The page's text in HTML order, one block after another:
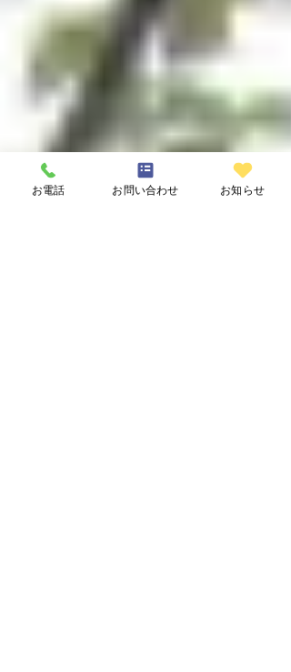
も無料です。 使用期間限定墓は「5年」「20年
「30年」「50年」と、期限だけでなく様々なご
情に対応しております。期間内の改葬や使用期間
の延長ができるものがあります。 花木園と樹木
墓参道入り口の「三界万霊供養塔」(三界萬霊父
六親眷属等と刻んであります)
お電話 お問い合わせ お知らせ